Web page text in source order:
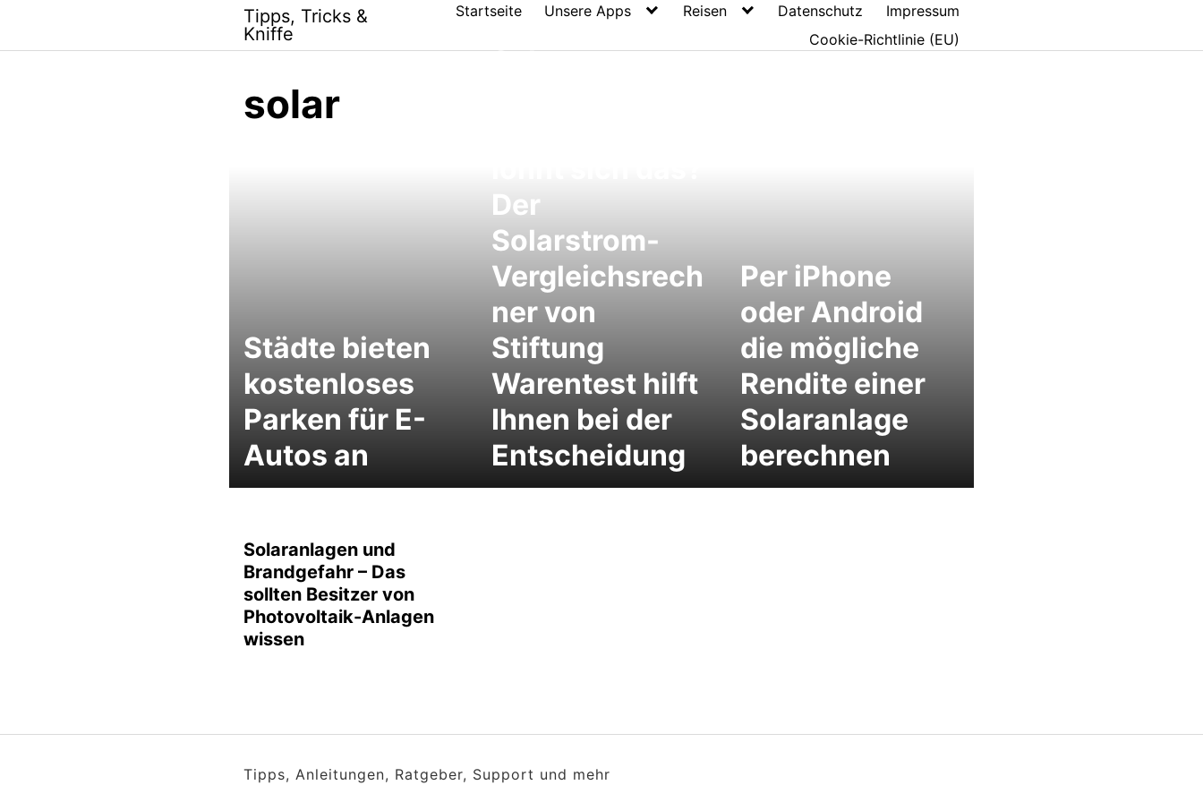
content
Tipps, Tricks &
Kniffe
Startseite Unsere Apps Reisen Datenschutz
Impressum
Cookie-Richtlinie (EU)
solar
Städte bieten
kostenloses
Parken für E-
Autos an
Solarstrom-
Der
Solarstrom-
Vergleichsrech
ner von
Stiftung
Warentest hilft
Ihnen bei der
Entscheidung
Per iPhone
oder Android
die mögliche
Rendite einer
Solaranlage
berechnen
Solaranlagen und
Brandgefahr – Das
sollten Besitzer von
Photovoltaik-Anlagen
wissen
Tipps, Anleitungen, Ratgeber, Support und mehr